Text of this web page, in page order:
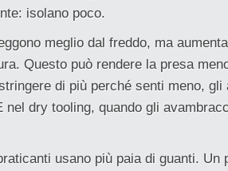
isolano poco.
meglio dal freddo, ma
Questo può rendere la presa
di più perché senti meno,
nel dry tooling, quando gli
usano più paia di guanti. Un